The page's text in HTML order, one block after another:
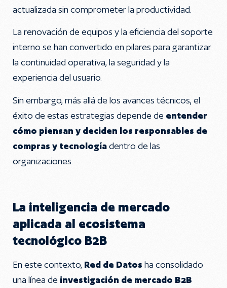
actualizada sin comprometer la productividad.
La renovación de equipos y la eficiencia del soporte
interno se han convertido en pilares para garantizar
la continuidad operativa, la seguridad y la
experiencia del usuario.
Sin embargo, más allá de los avances técnicos, el
éxito de estas estrategias depende de entender
cómo piensan y deciden los responsables de
compras y tecnologíadentro de las
organizaciones.
La inteligencia de mercado
aplicada al ecosistema
tecnológico B2B
En este contexto, Red de Datos ha consolidado
una línea de investigación de mercado B2B